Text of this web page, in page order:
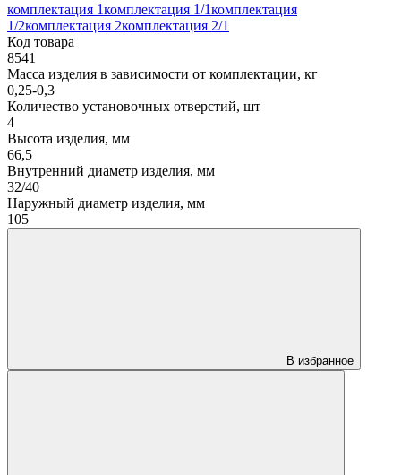
комплектация 1комплектация 1/1комплектация
1/2комплектация 2комплектация 2/1
Код товара
8541
Масса изделия в зависимости от комплектации, кг
0,25-0,3
Количество установочных отверстий, шт
4
Высота изделия, мм
66,5
Внутренний диаметр изделия, мм
32/40
Наружный диаметр изделия, мм
105
В избранное